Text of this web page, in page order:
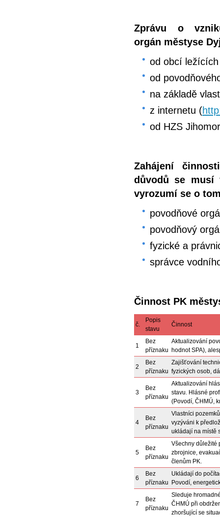
Zprávu o
orgán městyse
od obcí
od
na základě
z internetu (
od HZS
Zahájení
důvodů se musí
vyrozumí se o
povodňové
povodňový
fyzické a
správce
Činnost PK
č.
Popis
stavu
Činnost
1
Bez
příznaku
Aktualizování
hodnot SPA),
2
Bez
příznaku
Zajišťování
fyzických osob,
3
Bez
příznaku
Aktualizování
stavu. Hlásné
(Povodí, ČHMÚ,
4
Bez
příznaku
Vlastníci
vyzýváni k
ukládají na místě
5
Bez
příznaku
Všechny důležité
zbrojnice,
členům PK.
6
Bez
příznaku
Ukládají do
Povodí,
7
Bez
příznaku
Sleduje
ČHMÚ při
zhoršující se